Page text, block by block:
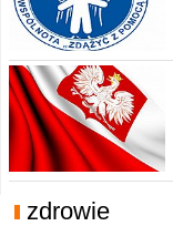
zdrowie